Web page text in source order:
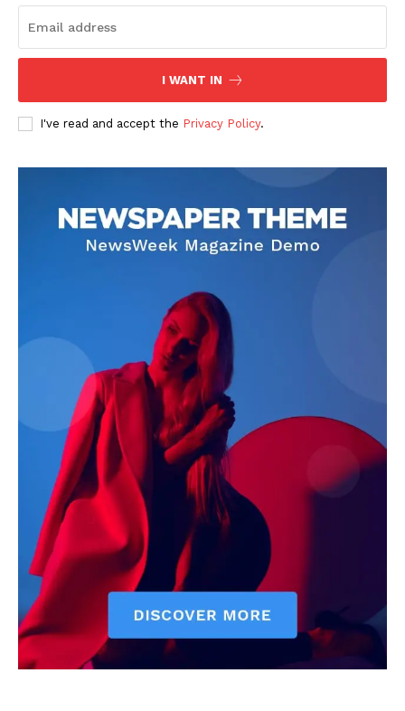
AIN NEWS 1
Contact Us
Privacy Policy
Terms of Use Agreement
Facebook
X WhatsApp
Share
I WANT IN
I've read and accept the Privacy Policy.